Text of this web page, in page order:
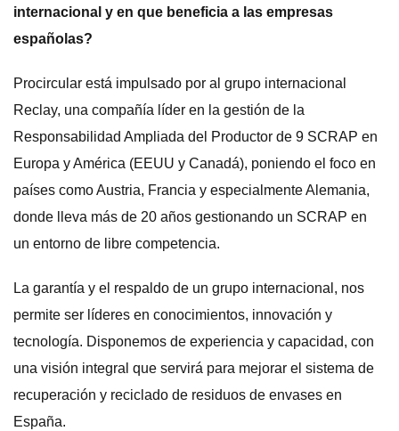
internacional y en que beneficia a las empresas
españolas?
Procircular está impulsado por al grupo internacional
Reclay, una compañía líder en la gestión de la
Responsabilidad Ampliada del Productor de 9 SCRAP en
Europa y América (EEUU y Canadá), poniendo el foco en
países como Austria, Francia y especialmente Alemania,
donde lleva más de 20 años gestionando un SCRAP en
un entorno de libre competencia.
La garantía y el respaldo de un grupo internacional, nos
permite ser líderes en conocimientos, innovación y
tecnología. Disponemos de experiencia y capacidad, con
una visión integral que servirá para mejorar el sistema de
recuperación y reciclado de residuos de envases en
España.